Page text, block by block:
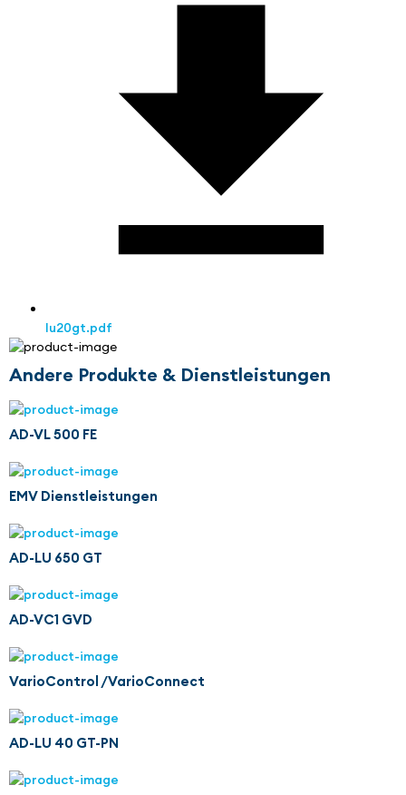
lu20gt.pdf
Andere Produkte & Dienstleistungen
AD-VL 500 FE
EMV Dienstleistungen
AD-LU 650 GT
AD-VC1 GVD
VarioControl /VarioConnect
AD-LU 40 GT-PN